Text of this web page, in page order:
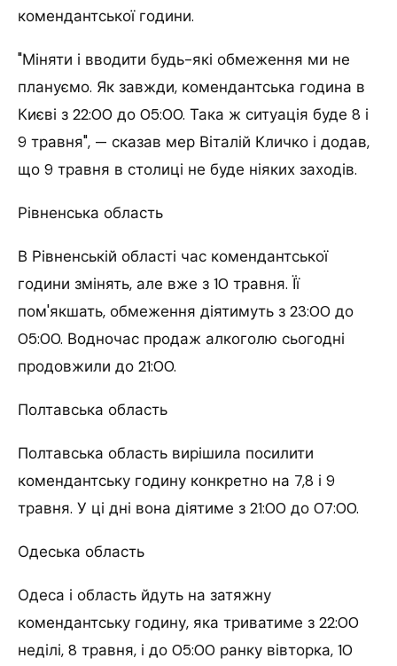
комендантської години.
"Міняти і вводити будь-які обмеження ми не
плануємо. Як завжди, комендантська година в
Києві з 22:00 до 05:00. Така ж ситуація буде 8 і
9 травня", — сказав мер Віталій Кличко і додав,
що 9 травня в столиці не буде ніяких заходів.
Рівненська область
В Рівненській області час комендантської
години змінять, але вже з 10 травня. Її
пом'якшать, обмеження діятимуть з 23:00 до
05:00. Водночас продаж алкоголю сьогодні
продовжили до 21:00.
Полтавська область
Полтавська область вирішила посилити
комендантську годину конкретно на 7,8 і 9
травня. У ці дні вона діятиме з 21:00 до 07:00.
Одеська область
Одеса і область йдуть на затяжну
комендантську годину, яка триватиме з 22:00
неділі, 8 травня, і до 05:00 ранку вівторка, 10